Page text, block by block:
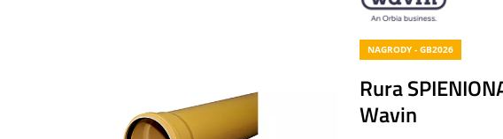
NAGRODY - GB2026
Rura
Wavin